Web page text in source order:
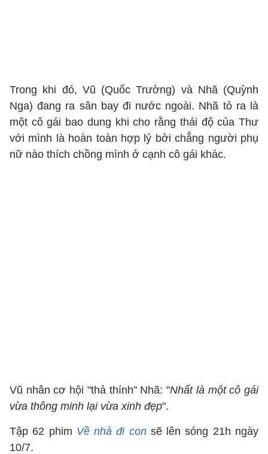
Trong khi đó, Vũ (Quốc Trường) và Nhã (Quỳnh
Nga) đang ra sân bay đi nước ngoài. Nhã tỏ ra là
một cô gái bao dung khi cho rằng thái độ của Thư
với mình là hoàn toàn hợp lý bởi chẳng người phụ
nữ nào thích chồng mình ở cạnh cô gái khác.
Vũ nhân cơ hội "thả thính" Nhã: "Nhất là một cô gái
vừa thông minh lại vừa xinh đẹp".
Tập 62 phim Về nhà đi consẽ lên sóng 21h ngày
10/7.